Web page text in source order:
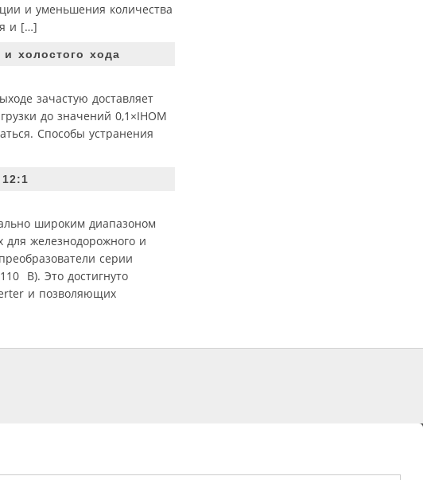
и уменьшения количества
и […]
холостого хода
зачастую доставляет
до значений 0,1×IНОМ
Способы устранения
широким диапазоном
железнодорожного и
серии
В). Это достигнуто
и позволяющих